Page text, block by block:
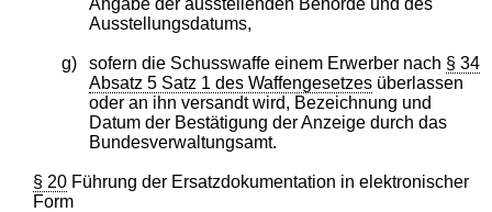
Ausstellungsdatums,
g) sofern die Schusswaffe einem Erwerber nach § 34
Absatz 5 Satz 1 des Waffengesetzes überlassen
oder an ihn versandt wird, Bezeichnung und
Datum der Bestätigung der Anzeige durch das
Bundesverwaltungsamt.
§ 20 Führung der Ersatzdokumentation in elektronischer
Form